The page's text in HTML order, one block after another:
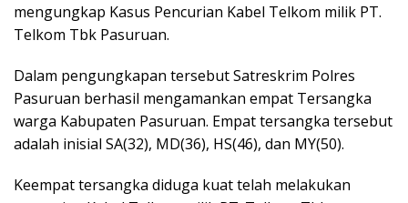
mengungkap Kasus Pencurian Kabel Telkom milik PT.
Telkom Tbk Pasuruan.
Dalam pengungkapan tersebut Satreskrim Polres
Pasuruan berhasil mengamankan empat Tersangka
warga Kabupaten Pasuruan. Empat tersangka tersebut
adalah inisial SA(32), MD(36), HS(46), dan MY(50).
Keempat tersangka diduga kuat telah melakukan